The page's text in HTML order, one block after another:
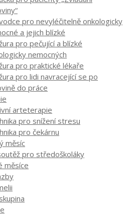
pro nevyléčitelně onkologicky
a jejich blízké
pro pečující a blízké
nemocných
pro praktické lékaře
pro lidi navracející se po
do práce
arteterapie
pro snížení stresu
pro čekárnu
měsíc
pro středoškoláky
měsíce